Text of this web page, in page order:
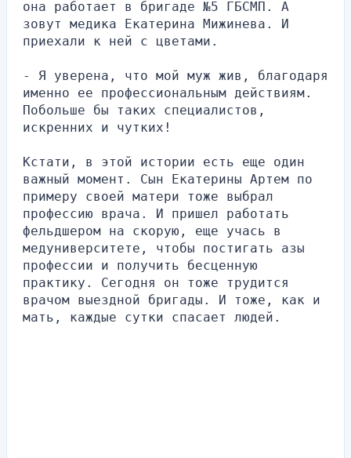
она работает в бригаде №5 ГБСМП. А
зовут медика Екатерина Мижинева. И
приехали к ней с цветами.
- Я уверена, что мой муж жив, благодаря
именно ее профессиональным действиям.
Побольше бы таких специалистов,
искренних и чутких!
Кстати, в этой истории есть еще один
важный момент. Сын Екатерины Артем по
примеру своей матери тоже выбрал
профессию врача. И пришел работать
фельдшером на скорую, еще учась в
медуниверситете, чтобы постигать азы
профессии и получить бесценную
практику. Сегодня он тоже трудится
врачом выездной бригады. И тоже, как и
мать, каждые сутки спасает людей.